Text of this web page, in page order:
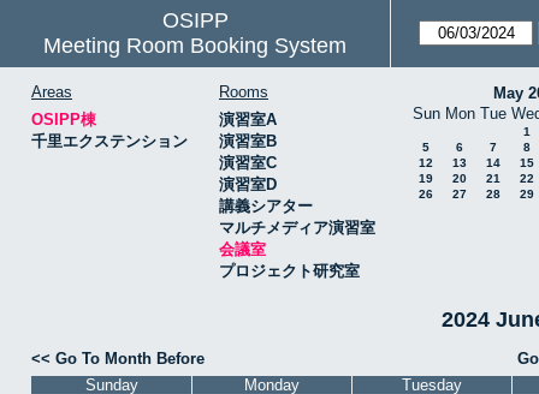
OSIPP
Meeting Room Booking System
Areas
OSIPP棟
千里エクステンション
Rooms
演習室A
演習室B
演習室C
演習室D
講義シアター
マルチメディア演習室
会議室
プロジェクト研究室
May
Sun Mon Tue
1
5
6 7
8
12
13 14
15
19
20 21
22
26
27 28 29
2024
<< Go To Month Before
Sunday
Monday Tuesday